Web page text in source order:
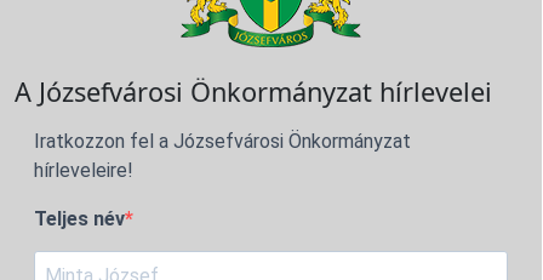
A Józsefvárosi Önkormányzat hírlevelei
Iratkozzon fel a Józsefvárosi Önkormányzat
hírleveleire!
Teljes név